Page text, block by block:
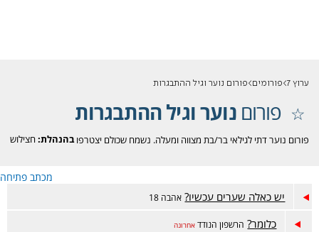
ערוץ 7 פורומים פורום נוער וגיל ההתבגרות
פורוםנוער וגיל ההתבגרות
בהנהלת:חצילוש פורום נוער דתי לגילאי בר/בת מצווה ומעלה. נשמח שכולם יצטרפו
מכתב פתיחה
יש כאלה שערים עכשיו? אהבה 18
כלומר? הרשפון הנודד אחרונה